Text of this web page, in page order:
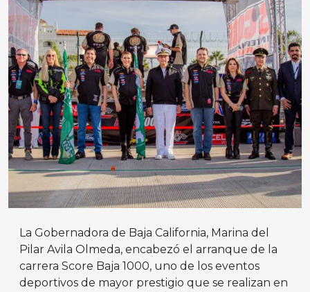
La Gobernadora de Baja California, Marina del
Pilar Avila Olmeda, encabezó el arranque de la
carrera Score Baja 1000, uno de los eventos
deportivos de mayor prestigio que se realizan en